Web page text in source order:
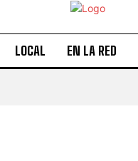
LOCAL EN LA RED